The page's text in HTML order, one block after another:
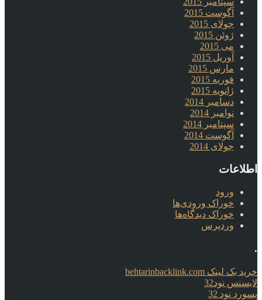
آگوست 2015
جولای 2015
ژوئن 2015
می 2015
آوریل 2015
مارس 2015
فوریه 2015
ژانویه 2015
دسامبر 2014
نوامبر 2014
سپتامبر 2014
آگوست 2014
جولای 2014
اطلاعات
ورود
خوراک ورودی‌ها
خوراک دیدگاه‌ها
وردپرس
.
خرید بک لینک behtarinbacklink.com
لایسنس نود32
پسورد نود 32